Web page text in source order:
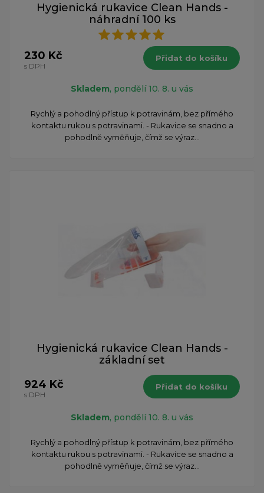
Hygienická rukavice Clean Hands -
náhradní 100 ks
230 Kč
s DPH
Přidat do košíku
Skladem, pondělí 10. 8. u vás
Rychlý a pohodlný přístup k potravinám, bez přímého
kontaktu rukou s potravinami. - Rukavice se snadno a
pohodlně vyměňuje, čímž se výraz...
Hygienická rukavice Clean Hands -
základní set
924 Kč
s DPH
Přidat do košíku
Skladem, pondělí 10. 8. u vás
Rychlý a pohodlný přístup k potravinám, bez přímého
kontaktu rukou s potravinami. - Rukavice se snadno a
pohodlně vyměňuje, čímž se výraz...